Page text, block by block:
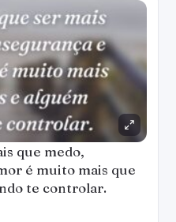
que medo,
é muito mais que
te controlar.